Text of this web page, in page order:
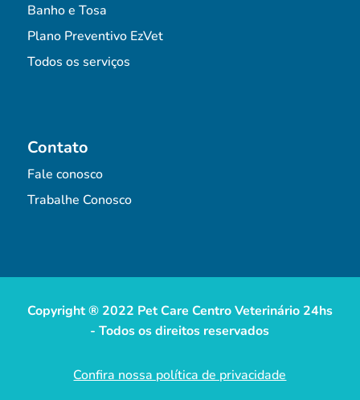
Banho e Tosa
Plano Preventivo EzVet
Todos os serviços
Contato
Fale conosco
Trabalhe Conosco
Copyright ® 2022 Pet Care Centro Veterinário 24hs
- Todos os direitos reservados
Confira nossa política de privacidade